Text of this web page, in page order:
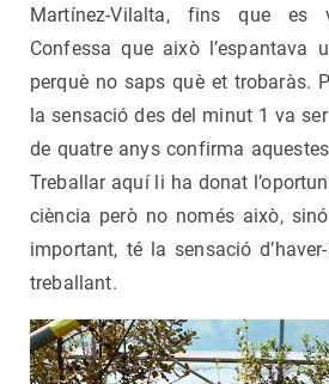
Martínez-Vilalta, fins que es
Confessa que això l’espantava
perquè no saps què et trobaràs.
la sensació des del minut 1 va
de quatre anys confirma
Treballar aquí li ha donat
ciència però no només això,
important, té la sensació
treballant.